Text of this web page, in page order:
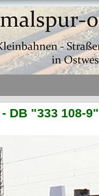
DB "333 108-9"